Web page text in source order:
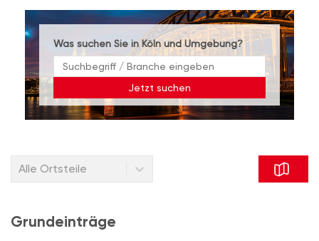
Was suchen Sie in Köln und Umgebung?
Jetzt suchen
Alle Ortsteile
Grundeinträge